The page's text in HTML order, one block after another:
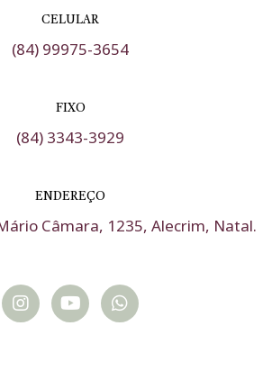
CELULAR
(84) 99975-3654
FIXO
(84) 3343-3929
ENDEREÇO
Câmara, 1235, Alecrim, Natal.